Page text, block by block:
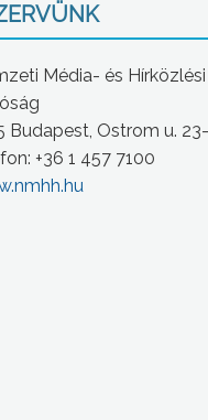
Média- és Hírközlési
Budapest, Ostrom u.
+36 1 457 7100